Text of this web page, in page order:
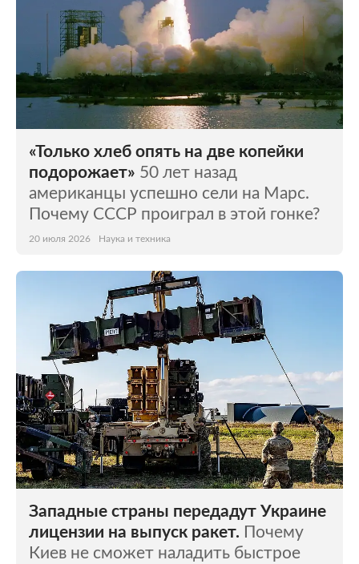
«Только хлеб опять на две копейки
подорожает» 50 лет назад
американцы успешно сели на Марс.
Почему СССР проиграл в этой гонке?
20 июля 2026 Наука и техника
Западные страны передадут Украине
лицензии на выпуск ракет. Почему
Киев не сможет наладить быстрое